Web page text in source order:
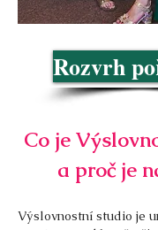
Rozvrh
Co je
a proč je
Výslovnostní studio je